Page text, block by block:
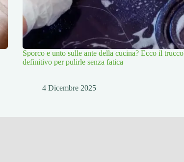
Sporco e unto sulle ante della cucina? Ecco il trucco
definitivo per pulirle senza fatica
4 Dicembre 2025